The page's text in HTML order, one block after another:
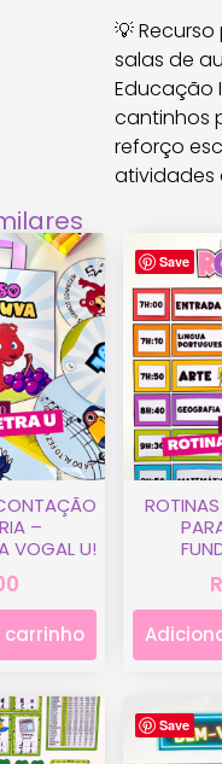
💡
salas de
Educação
cantinhos
reforço
atividades
–
VOGAL U!
Save
Save